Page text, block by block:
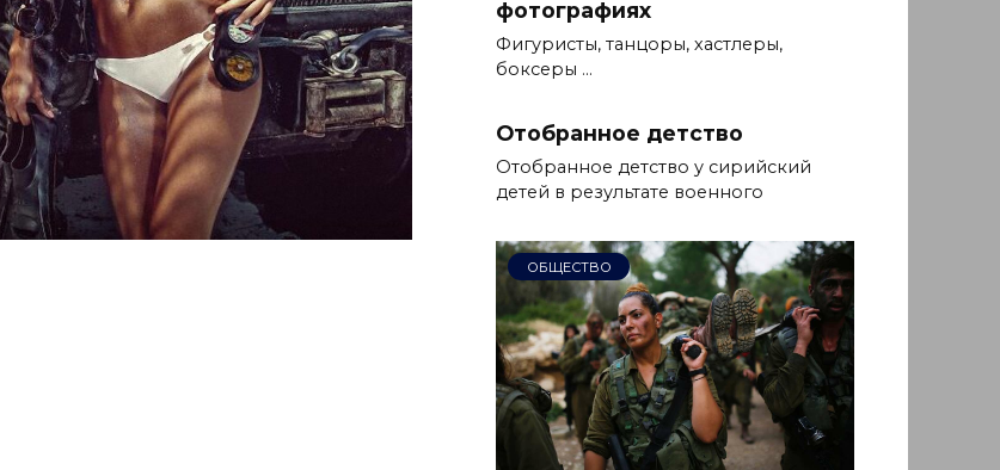
фотографиях
Фигуристы, танцоры, хастлеры,
боксеры ...
Отобранное детство
Отобранное детство у сирийский
детей в результате военного
ОБЩЕСТВО